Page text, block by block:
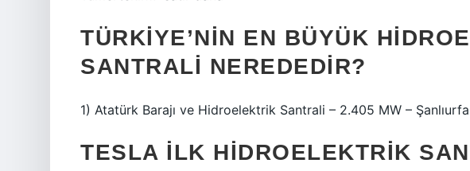
TÜRKIYE’NIN EN BÜYÜK
SANTRALI NEREDEDIR?
1) Atatürk Barajı ve Hidroelektrik Santrali – 2.405 MW –
TESLA ILK HIDROELEKTRIK